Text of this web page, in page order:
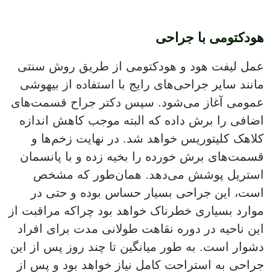
هودکتومی با جراحی
عمل لیفت هود و هودکتومی از طریق روش سنتی
مانند سایر جراحی‌های رایج با استفاده از بیهوشی
عمومی آغاز می‌شود.‌ سپس دکتر جراح قسمت‌های
اضافی را برش داده که البته موجب کاهش اندازه
کلاهک کلیتوریس خواهد شد. در نهایت زخم‌ها و
قسمت‌های برش خورده را بخیه زده و با پانسمان
استریل پوشش می‌دهد. همان‌طور که مشخص
است، این جراحی بسیار حساس بوده و حتی در
موارد بسیاری خطرناک خواهد بود چراکه مراقبت از
این ناحیه در دوره نقاهت طولانی مدت برای افراد
دشوار است. به طور میانگین تا چند روز پس از این
جراحی به استراحت کامل نیاز خواهد بود و پس از